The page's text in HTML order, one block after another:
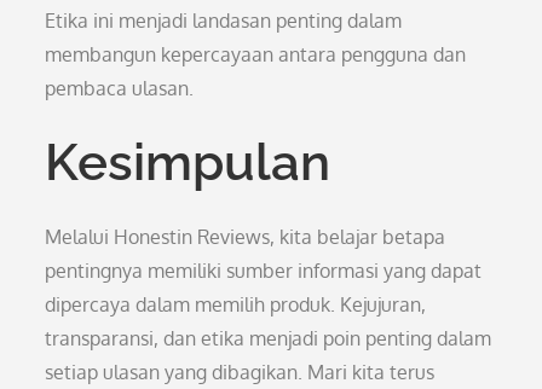
Etika ini menjadi landasan penting dalam
membangun kepercayaan antara pengguna dan
pembaca ulasan.
Kesimpulan
Melalui Honestin Reviews, kita belajar betapa
pentingnya memiliki sumber informasi yang dapat
dipercaya dalam memilih produk. Kejujuran,
transparansi, dan etika menjadi poin penting dalam
setiap ulasan yang dibagikan. Mari kita terus